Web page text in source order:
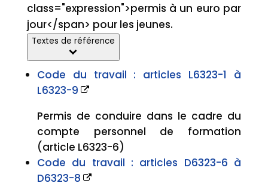
class="expression">permis à un euro par
jour</span> pour les jeunes.
Textes de référence
Code du travail : articles L6323-1 à
L6323-9
Permis de conduire dans le cadre du
compte personnel de formation
(article L6323-6)
Code du travail : articles D6323-6 à
D6323-8